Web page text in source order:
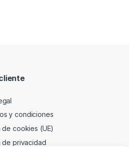
y condiciones
de cookies (UE)
de privacidad